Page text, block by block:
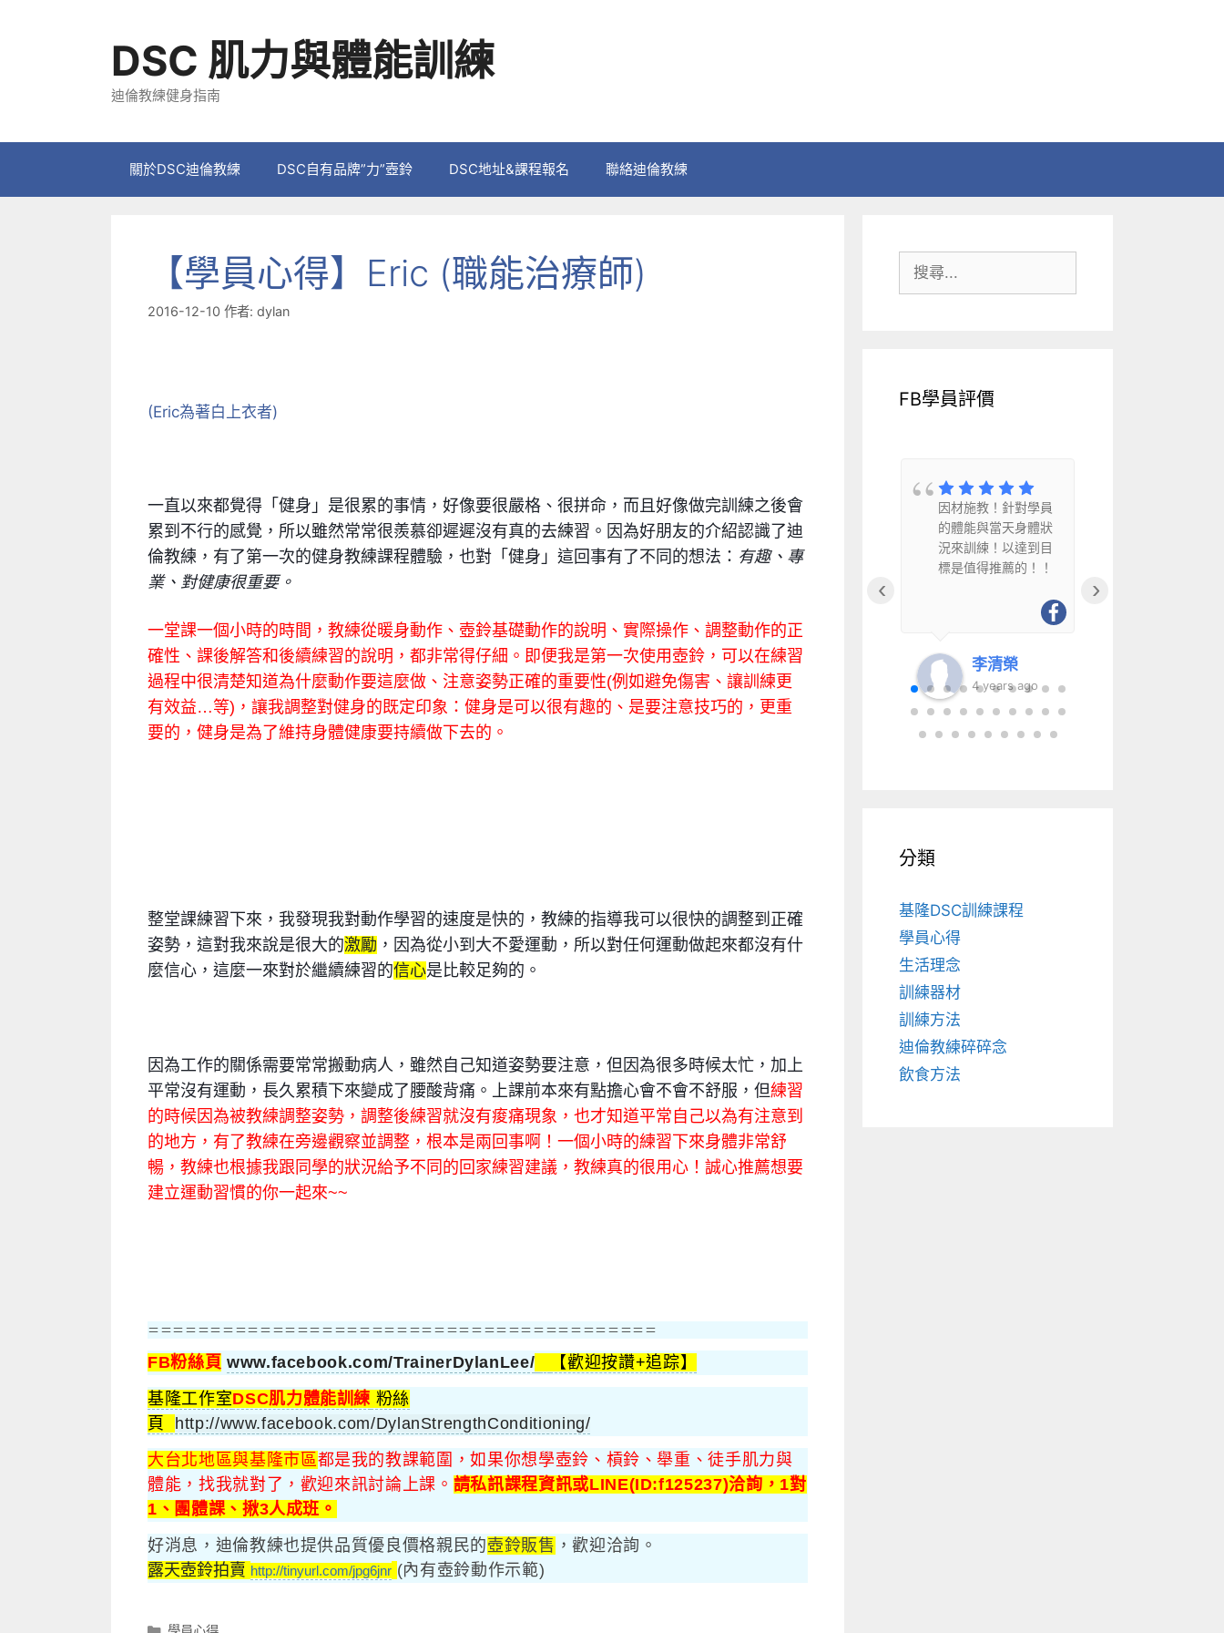
DSC 肌力與體能訓練
迪倫教練健身指南
關於DSC迪倫教練 DSC自有品牌”力”壺鈴 DSC地址&課程報名 聯絡迪倫教練
【學員心得】Eric (職能治療師)
2016-12-10 作者: dylan
(Eric為著白上衣者)
一直以來都覺得「健身」是很累的事情，好像要很嚴格、很拼命，而且好像做完訓練之後會
累到不行的感覺，所以雖然常常很羨慕卻遲遲沒有真的去練習。因為好朋友的介紹認識了迪
倫教練，有了第一次的健身教練課程體驗，也對「健身」這回事有了不同的想法： 有趣、專
業、對健康很重要。
一堂課一個小時的時間，教練從暖身動作、壺鈴基礎動作的說明、實際操作、調整動作的正
確性、課後解答和後續練習的說明，都非常得仔細。即便我是第一次使用壺鈴，可以在練習
過程中很清楚知道為什麼動作要這麼做、注意姿勢正確的重要性(例如避免傷害、讓訓練更
有效益…等)，讓我調整對健身的既定印象：健身是可以很有趣的、是要注意技巧的，更重
要的，健身是為了維持身體健康要持續做下去的。
整堂課練習下來，我發現我對動作學習的速度是快的，教練的指導我可以很快的調整到正確
姿勢，這對我來說是很大的激勵 ，因為從小到大不愛運動，所以對任何運動做起來都沒有什
麼信心，這麼一來對於繼續練習的信心是比較足夠的。
因為工作的關係需要常常搬動病人，雖然自己知道姿勢要注意，但因為很多時候太忙，加上
平常沒有運動，長久累積下來變成了腰酸背痛。上課前本來有點擔心會不會不舒服，但練習
的時候因為被教練調整姿勢，調整後練習就沒有痠痛現象，也才知道平常自己以為有注意到
的地方，有了教練在旁邊觀察並調整，根本是兩回事啊！一個小時的練習下來身體非常舒
暢，教練也根據我跟同學的狀況給予不同的回家練習建議，教練真的很用心！誠心推薦想要
建立運動習慣的你一起來~~
＝＝＝＝＝＝＝＝＝＝＝＝＝＝＝＝＝＝＝＝＝＝＝＝＝＝＝＝＝＝＝＝＝＝＝＝＝＝＝＝＝
FB粉絲頁 www.facebook.com/TrainerDylanLee/
【歡迎按讚+追踪】
基隆工作室DSC肌力體能訓練 粉絲
頁 http://www.facebook.com/DylanStrengthConditioning/
大台北地區與基隆市區都是我的教課範圍，如果你想學壺鈴、槓鈴、舉重、徒手肌力與
體能，找我就對了，歡迎來訊討論上課。 請私訊課程資訊或LINE(ID:f125237)洽詢，1對
1、團體課、揪3人成班。
好消息，迪倫教練也提供品質優良價格親民的壺鈴販售 ，歡迎洽詢。
露天壺鈴拍賣 http://tinyurl.com/jpg6jnr (內有壺鈴動作示範)
分
尋:
FB學員評價
超專業又熱心的教
練，一流的教學水
準!
彭楚洺
9 years ago
因材施教！針對學員
的體能與當天身體狀
況來訓練！以達到目
標是值得推薦的！！
李清榮
4 years ago
‹ ›
分類
基隆DSC訓練課程
學員心得
生活理念
訓練器材
訓練方法
迪倫教練碎碎念
飲食方法